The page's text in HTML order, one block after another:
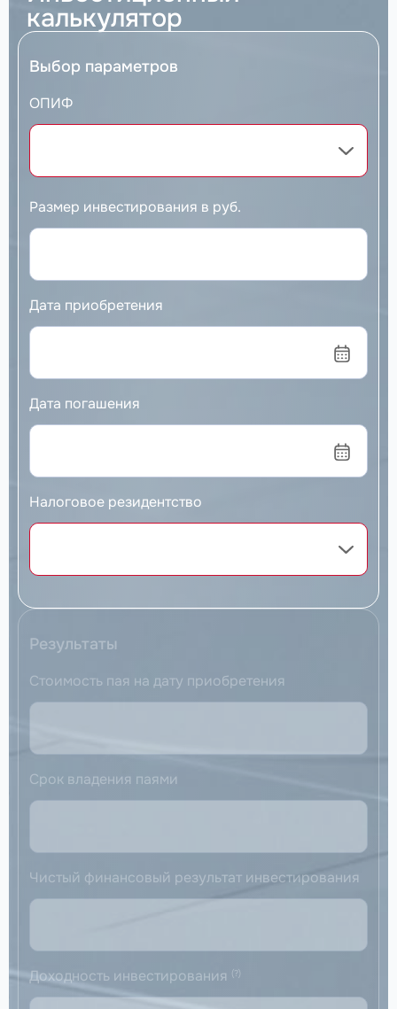
калькулятор
Выбор параметров
ОПИФ
Размер инвестирования в руб.
Дата приобретения
Дата погашения
Налоговое резидентство
Результаты
Стоимость пая на дату приобретения
Срок владения паями
Чистый финансовый результат инвестирования
Доходность инвестирования (?)